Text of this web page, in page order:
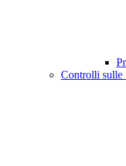
Controlli sulle